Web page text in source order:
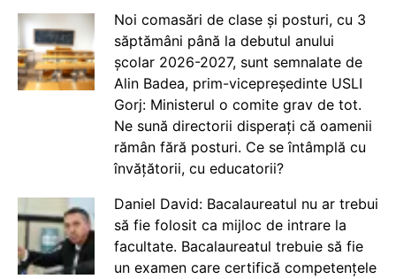
Noi comasări de clase și posturi, cu 3
săptămâni până la debutul anului
școlar 2026-2027, sunt semnalate de
Alin Badea, prim-vicepreședinte USLI
Gorj: Ministerul o comite grav de tot.
Ne sună directorii disperați că oamenii
rămân fără posturi. Ce se întâmplă cu
învățătorii, cu educatorii?
Daniel David: Bacalaureatul nu ar trebui
să fie folosit ca mijloc de intrare la
facultate. Bacalaureatul trebuie să fie
un examen care certifică competențele